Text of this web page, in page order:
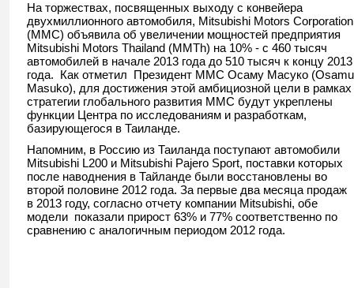
На торжествах, посвященных выходу с конвейера
двухмиллионного автомобиля, Mitsubishi Motors Corporation
(MMC) объявила об увеличении мощностей предприятия
Mitsubishi Motors Thailand (MMTh) на 10% - с 460 тысяч
автомобилей в начале 2013 года до 510 тысяч к концу 2013
года. Как отметил Президент ММС Осаму Масуко (Osamu
Masuko), для достижения этой амбициозной цели в рамках
стратегии глобального развития MMC будут укреплены
функции Центра по исследованиям и разработкам,
базирующегося в Таиланде.
Напомним, в Россию из Таиланда поступают автомобили
Mitsubishi L200 и Mitsubishi Pajero Sport, поставки которых
после наводнения в Тайланде были восстановлены во
второй половине 2012 года. За первые два месяца продаж
в 2013 году, согласно отчету компании Mitsubishi, обе
модели показали прирост 63% и 77% соответственно по
сравнению с аналогичным периодом 2012 года.